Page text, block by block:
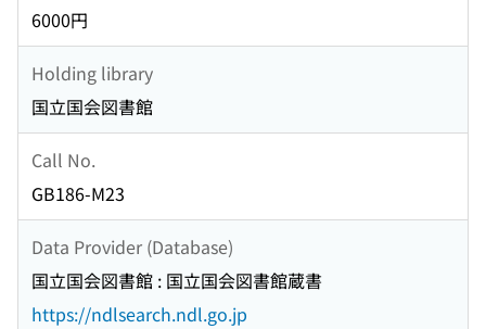
6000円
Holding library
国立国会図書館
Call No.
GB186-M23
Data Provider (Database)
国立国会図書館 : 国立国会図書館蔵書
https://ndlsearch.ndl.go.jp